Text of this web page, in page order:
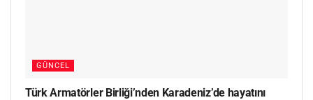
GÜNCEL
Türk Armatörler Birliği’nden Karadeniz’de hayatını